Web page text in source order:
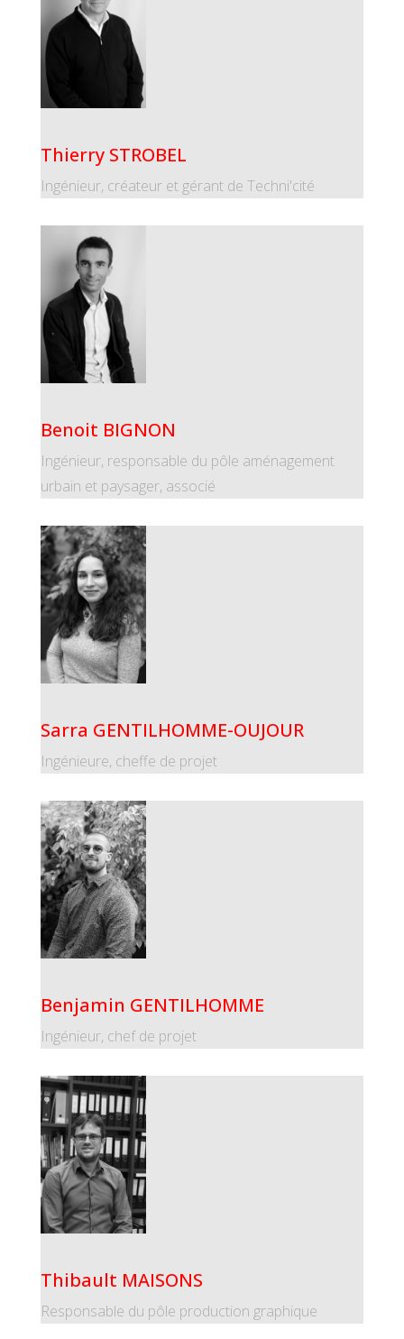
Thierry STROBEL
Ingénieur, créateur et gérant de Techni'cité
Benoit BIGNON
Ingénieur, responsable du pôle aménagement
urbain et paysager, associé
Sarra GENTILHOMME-OUJOUR
Ingénieure, cheffe de projet
Benjamin GENTILHOMME
Ingénieur, chef de projet
Thibault MAISONS
Responsable du pôle production graphique